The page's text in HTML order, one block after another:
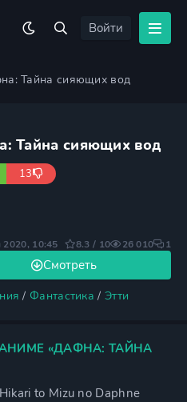
Войти
Тайна сияющих вод
Тайна сияющих вод
13
/ Фантастика / Этти
Смотреть
10:45 8.3 / 10 26 010 1
«ДАФНА: ТАЙНА
Hikari to Mizu no Daphne